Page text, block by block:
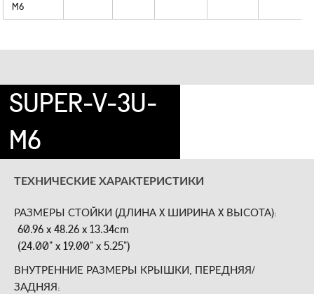
M6
SUPER-V-3U-
M6
ТЕХНИЧЕСКИЕ ХАРАКТЕРИСТИКИ
РАЗМЕРЫ СТОЙКИ (ДЛИНА X ШИРИНА X ВЫСОТА):
60.96 x 48.26 x 13.34cm
(24.00" x 19.00" x 5.25")
ВНУТРЕННИЕ РАЗМЕРЫ КРЫШКИ, ПЕРЕДНЯЯ/
ЗАДНЯЯ: